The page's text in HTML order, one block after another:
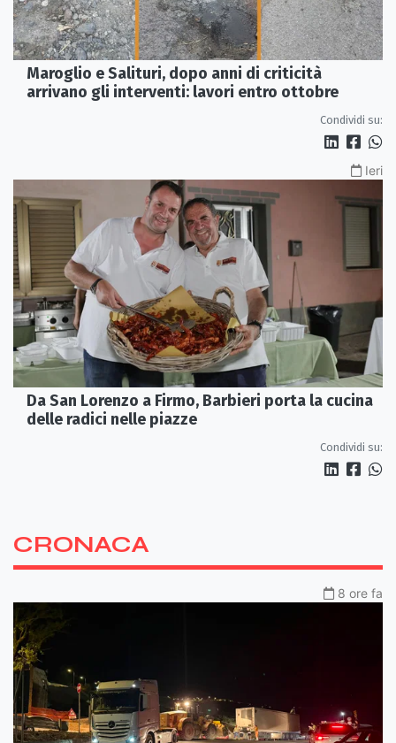
Maroglio e Salituri, dopo anni di criticità
arrivano gli interventi: lavori entro ottobre
Condividi su:
Ieri
Da San Lorenzo a Firmo, Barbieri porta la cucina
delle radici nelle piazze
Condividi su:
CRONACA
8 ore fa